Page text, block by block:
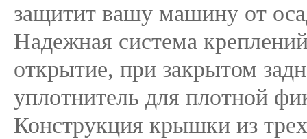
защитит вашу машину от
Надежная система
открытие, при закрытом
уплотнитель для плотной
Конструкция крышки из